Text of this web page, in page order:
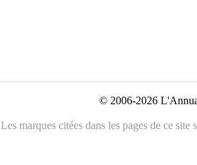
© 2006-2026
Les marques citées dans les pages de ce